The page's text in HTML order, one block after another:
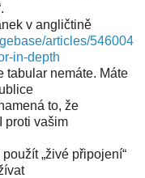
v angličtině
articles/546004
in-depth
tabular nemáte. Máte
to, že
proti vašim
„živé připojení“